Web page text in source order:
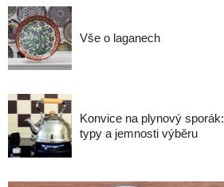
Vše o laganech
Konvice na plynový sporák:
typy a jemnosti výběru